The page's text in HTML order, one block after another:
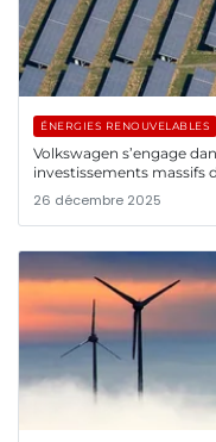
ÉNERGIES RENOUVELABLES
Volkswagen s’engage
investissements massifs
26 décembre 2025